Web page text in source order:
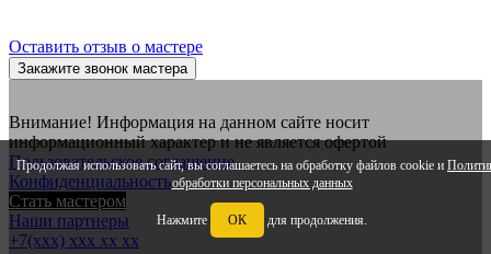
Продолжая использовать сайт, вы соглашаетесь на обработку файлов cookie и
обработки персональных данных
Нажмите ОК для продолжения.
Оставить отзыв о мастере
Закажите звонок мастера
Внимание! Информация на данном сайте носит
информационный характер и не является офертой
Пользовательское соглашение
Конфиденциальность
Стать мастером
Наши партнеры
+7(xxx) xxx xx xx